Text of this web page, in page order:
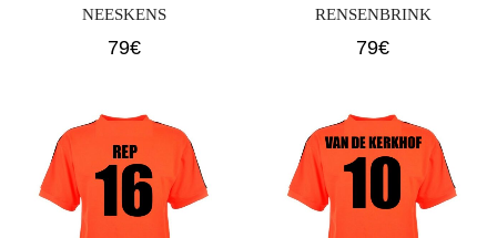
NEESKENS
79€
RENSENBRINK
79€